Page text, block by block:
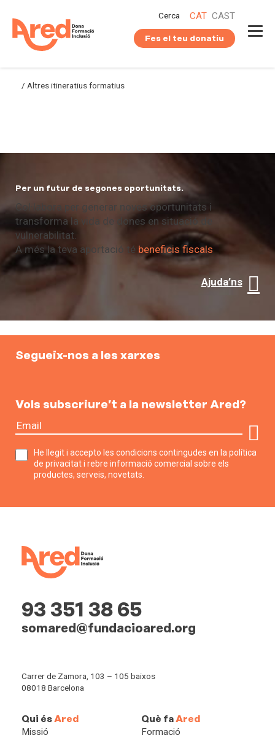
contingut
Cerca CAT CAST
Fes el teu donatiu
/ Altres itineratius formatius
Per un futur de segones oportunitats.
Col·labora per generar noves oportunitats i
transforma la vida de dones en situació de
vulnerabilitat.
A més la teva aportació té beneficis fiscals
Ajuda’ns
Segueix-nos a les xarxes
Vols subscriure’t a la newsletter Ared?
He llegit i accepto les condicions contingudes en la política
de privacitat i rebre informació comercial sobre els
productes, serveis, novetats.
93 351 38 65
somared@fundacioared.org
Carrer de Zamora, 103 – 105 baixos
08018 Barcelona
Qui és Ared
Missió
Què fa Ared
Formació